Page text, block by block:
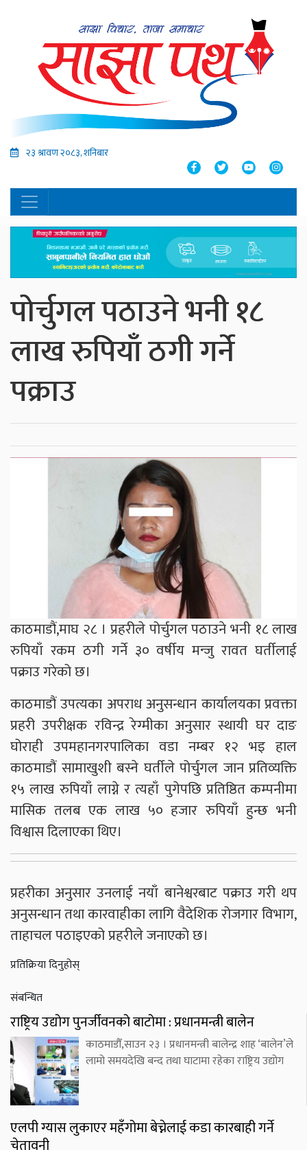
२३ श्रावण २०८३, शनिबार
पोर्चुगल पठाउने भनी १८
लाख रुपियाँ ठगी गर्ने
पक्राउ
काठमाडौं,माघ २८ । प्रहरीले पोर्चुगल पठाउने भनी १८ लाख
रुपियाँ रकम ठगी गर्ने ३० वर्षीय मन्जु रावत घर्तीलाई
पक्राउ गरेको छ।
काठमाडौं उपत्यका अपराध अनुसन्धान कार्यालयका प्रवक्ता
प्रहरी उपरीक्षक रविन्द्र रेग्मीका अनुसार स्थायी घर दाङ
घोराही उपमहानगरपालिका वडा नम्बर १२ भइ हाल
काठमाडौं सामाखुशी बस्ने घर्तीले पोर्चुगल जान प्रतिव्यक्ति
१५ लाख रुपियाँ लाग्ने र त्यहाँ पुगेपछि प्रतिष्ठित कम्पनीमा
मासिक तलब एक लाख ५० हजार रुपियाँ हुन्छ भनी
विश्वास दिलाएका थिए।
प्रहरीका अनुसार उनलाई नयाँ बानेश्वरबाट पक्राउ गरी थप
अनुसन्धान तथा कारवाहीका लागि वैदेशिक रोजगार विभाग,
ताहाचल पठाइएको प्रहरीले जनाएको छ।
प्रतिक्रिया दिनुहोस्
संबन्धित
राष्ट्रिय उद्योग पुनर्जीवनको बाटोमा : प्रधानमन्त्री बालेन
काठमाडौँ,साउन २३ । प्रधानमन्त्री बालेन्द्र शाह ‘बालेन’ले
लामो समयदेखि बन्द तथा घाटामा रहेका राष्ट्रिय उद्योग
एलपी ग्यास लुकाएर महँगोमा बेच्नेलाई कडा कारबाही गर्ने